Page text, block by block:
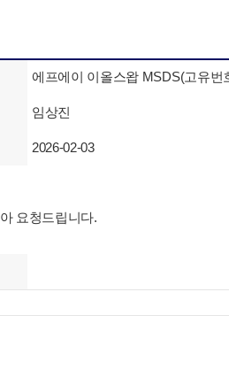
에프에이 이올스왑 MSDS(고유번
임상진
2026-02-03
요청드립니다.